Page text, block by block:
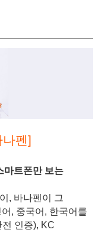
펜]
마트폰만 보는
, 바나펜이 그
, 중국어, 한국어를
인증), KC